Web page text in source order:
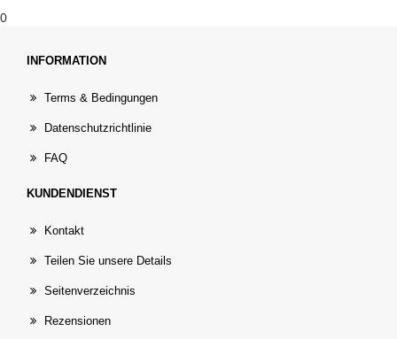
0
INFORMATION
Terms & Bedingungen
Datenschutzrichtlinie
FAQ
KUNDENDIENST
Kontakt
Teilen Sie unsere Details
Seitenverzeichnis
Rezensionen